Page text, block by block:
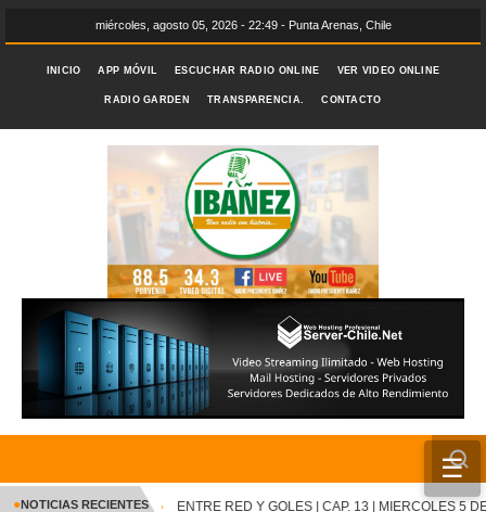
miércoles, agosto 05, 2026 - 22:49 - Punta Arenas, Chile
INICIO APP MÓVIL ESCUCHAR RADIO ONLINE VER VIDEO ONLINE
RADIO GARDEN TRANSPARENCIA. CONTACTO
☰
INICIO
●NOTICIAS RECIENTES ENTRE RED Y GOLES | CAP. 13 | MIERCOLES 5 DE